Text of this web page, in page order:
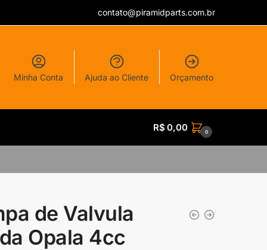
contato@piramidparts.com.br
Minha Conta Ajuda ao Cliente Orçamento
R$ 0,00 0
de Valvula
Opala 4cc